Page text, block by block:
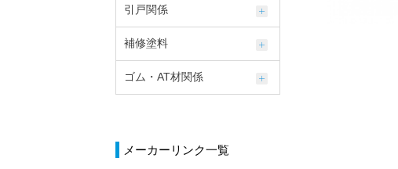
引戸関係
補修塗料
ゴム・AT材関係
メーカーリンク一覧